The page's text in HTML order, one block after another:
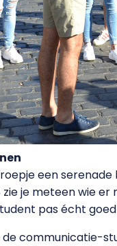
een
zie je meteen wie
pas écht
communicatie-